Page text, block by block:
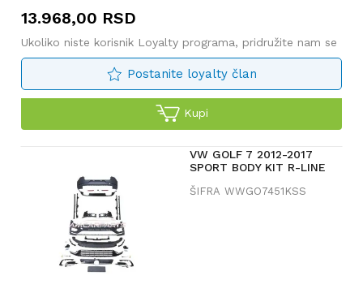
13.968,00 RSD
Ukoliko niste korisnik Loyalty programa, pridružite nam se
Postanite loyalty član
Kupi
VW GOLF 7 2012-2017
SPORT BODY KIT R-LINE
ŠIFRA WWGO7451KSS